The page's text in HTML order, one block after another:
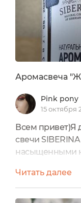
Аромасвеча
Pink pony
15 октября
Всем привет)Я
свечи
насыщенными
чтобы создать
расслабиться
Читать далее